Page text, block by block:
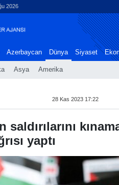
2026
Azerbaycan Dünya
Asya Amerika
Siyaset
28 Kas 2023 17:22
saldırılarını
yaptı